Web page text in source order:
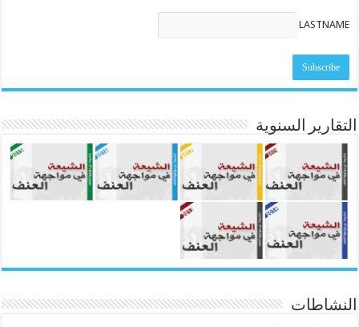
LASTNAME
التقارير السنوية
النشاطات